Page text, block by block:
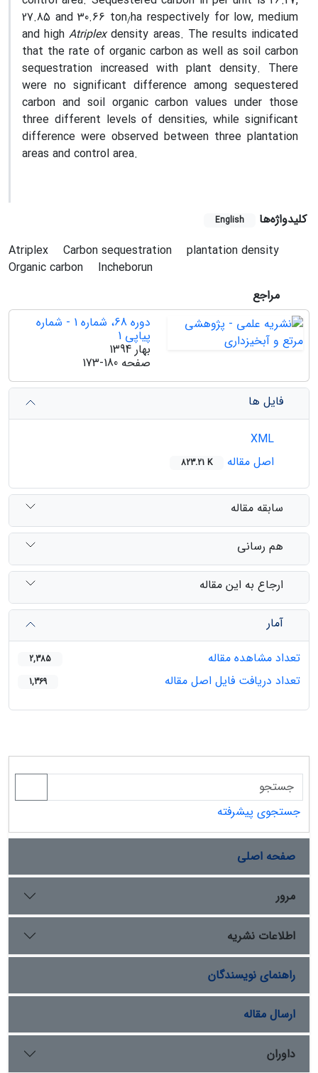
27.85 and 30.66 ton/ha respectively for low, medium
and highAtriplexdensity areas. The results indicated
that the rate of organic carbon as well as soil carbon
sequestration increased with plant density. There
were no significant difference among sequestered
carbon and soil organic carbon values under those
three different levels of densities, while significant
difference were observed between three plantation
areas and control area.
کلیدواژه‌ها English
Atriplex Carbon sequestration
plantation density
Organic carbon
Incheborun
مراجع
دوره 68، شماره 1 - شماره
پیاپی 1
بهار 1394
صفحه 173-180
فایل ها
اصل مقاله
823.21 K
سابقه مقاله
هم رسانی
ارجاع به این مقاله
آمار
تعداد مشاهده مقاله
2,385
تعداد دریافت فایل اصل مقاله 1,369
جستجوی پیشرفته
صفحه اصلی
مرور
اطلاعات نشریه
راهنمای نویسندگان
ارسال مقاله
داوران